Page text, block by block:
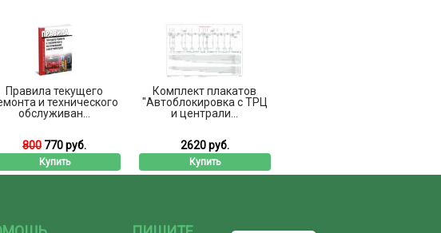
Правила текущего
и технического
обслуживан...
800 770 руб.
Купить
Комплект плакатов
"Автоблокировка с ТРЦ
и централи...
2620 руб.
Купить